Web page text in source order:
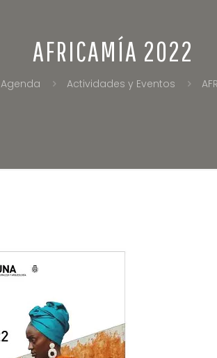
AFRICAMÍA 2022
Agenda Actividades y Eventos